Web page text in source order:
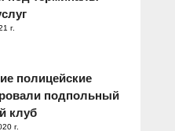
г.
полицейские
подпольный
клуб
г.